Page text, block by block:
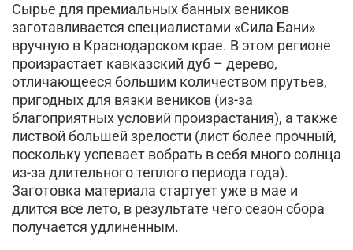
Сырье для премиальных банных веников
заготавливается специалистами «Сила Бани»
вручную в Краснодарском крае. В этом регионе
произрастает кавказский дуб – дерево,
отличающееся большим количеством прутьев,
пригодных для вязки веников (из-за
благоприятных условий произрастания), а также
листвой большей зрелости (лист более прочный,
поскольку успевает вобрать в себя много солнца
из-за длительного теплого периода года).
Заготовка материала стартует уже в мае и
длится все лето, в результате чего сезон сбора
получается удлиненным.